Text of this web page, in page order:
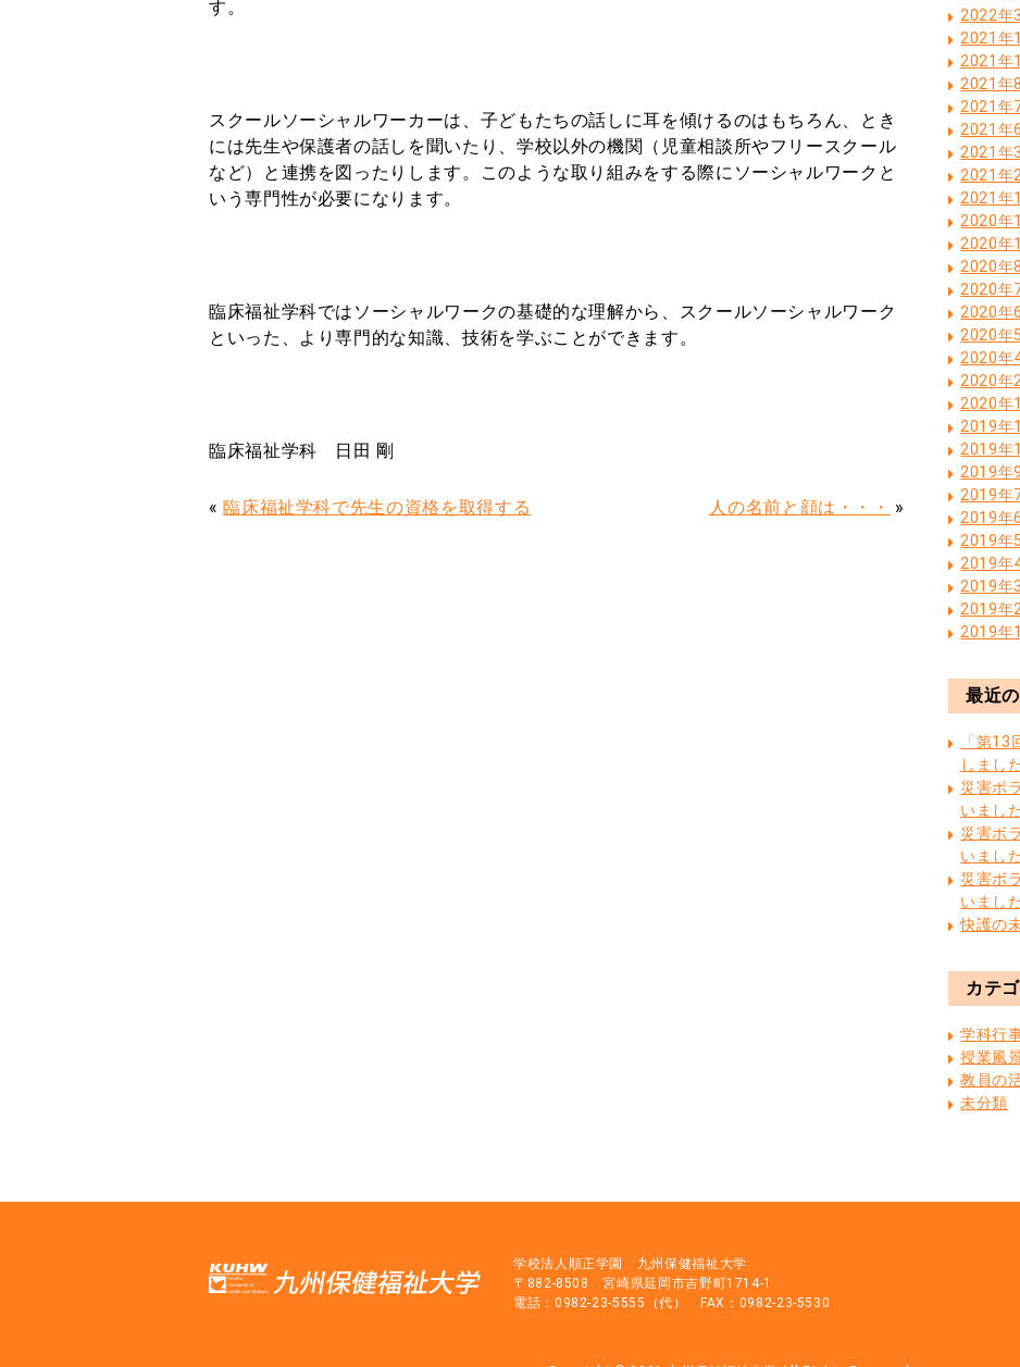
す。
スクールソーシャルワーカーは、子どもたちの話しに耳を傾けるのはもちろん、とき
には先生や保護者の話しを聞いたり、学校以外の機関（児童相談所やフリースクール
など）と連携を図ったりします。このような取り組みをする際にソーシャルワークと
いう専門性が必要になります。
臨床福祉学科ではソーシャルワークの基礎的な理解から、スクールソーシャルワーク
といった、より専門的な知識、技術を学ぶことができます。
臨床福祉学科 日田 剛
«臨床福祉学科で先生の資格を取得する 人の名前と顔は・・・ »
2022年
2021年
2021年
2021年
2021年
2021年
2021年
2021年
2021年
2020年
2020年
2020年
2020年
2020年
2020年
2020年
2020年
2020年
2019年
2019年
2019年
2019年
2019年
2019年
2019年
2019年
2019年
2019年
最近
「第
しまし
災害ボ
いまし
災害ボ
いまし
災害ボ
いまし
快護の
カテ
学科行
授業風
教員の
未分類
学校法人順正学園 九州保健福祉大学
〒882-8508 宮崎県延岡市吉野町1714-1
電話：0982-23-5555（代） FAX：0982-23-5530